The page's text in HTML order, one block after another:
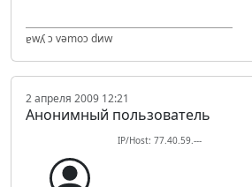
ɐwʎ ɔ vǝmоɔ dиw
2 апреля 2009 12:21
Анонимный пользователь
IP/Host: 77.40.59.---